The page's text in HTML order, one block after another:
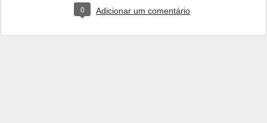
0 Adicionar um comentário